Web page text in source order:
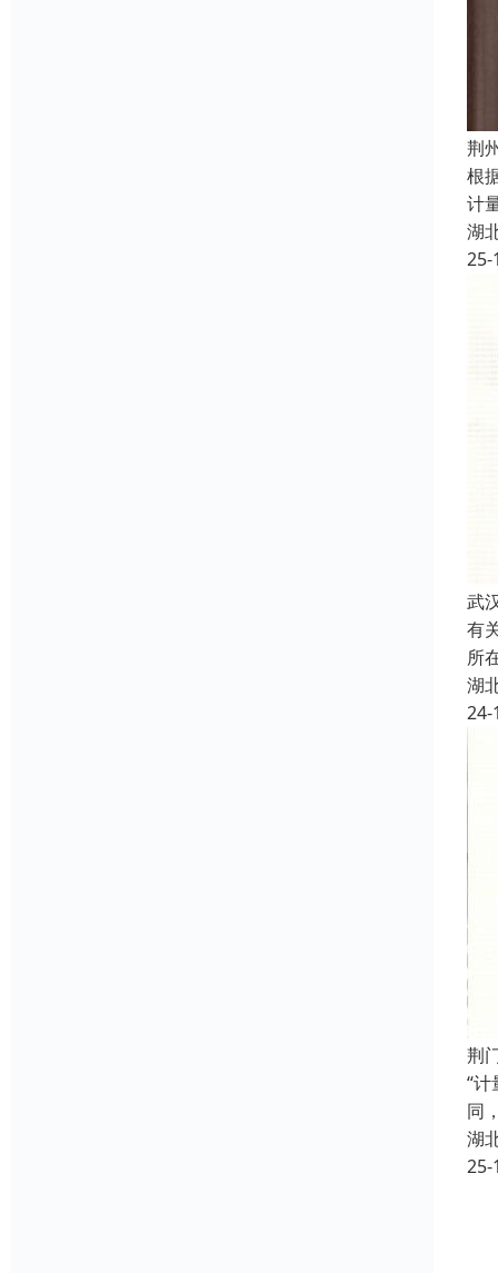
荆
根
计
湖
25-
武
有
所
湖
24-
荆
“
同
湖
25-